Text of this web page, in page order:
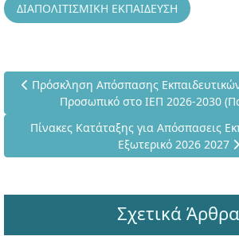
ΔΙΑΠΟΛΙΤΙΣΜΙΚΗ ΕΚΠΑΙΔΕΥΣΗ
Προηγούμενο άρθρο: Πρόσκληση
Πρόσκληση Απόσπασης
Προσωπικό στο ΙΕΠ 2026-2030
Επόμενο άρθρο: Πίνακες Κατάταξης
Πίνακες Κατάταξης για Απόσπασεις
Εξωτερικό 2026 2027
Σχετικά Άρθρα